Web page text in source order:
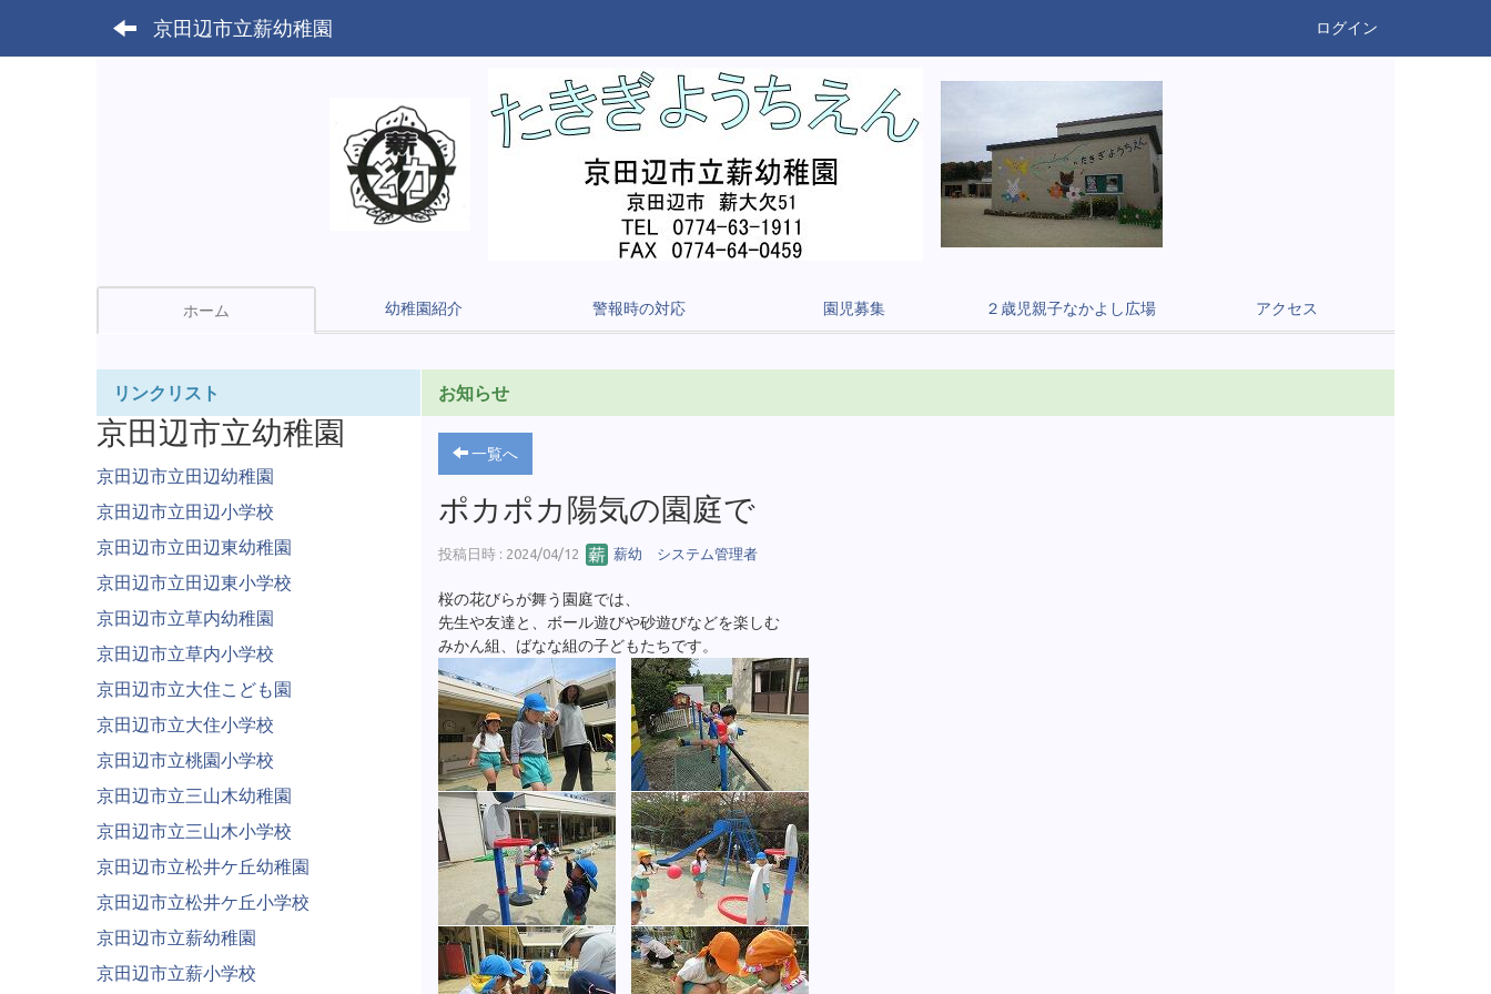
京田辺市立薪幼稚園 ログイン
ホーム 幼稚園紹介 警報時の対応 園児募集 ２歳児親子なかよし広場 アクセス
お知らせ
一覧へ
ポカポカ陽気の園庭で
投稿日時 : 2024/04/12 薪幼 システム管理者
桜の花びらが舞う園庭では、
先生や友達と、ボール遊びや砂遊びなどを楽しむ
みかん組、ばなな組の子どもたちです。
リンクリスト
京田辺市立幼稚園
京田辺市立田辺幼稚園
京田辺市立田辺小学校
京田辺市立田辺東幼稚園
京田辺市立田辺東小学校
京田辺市立草内幼稚園
京田辺市立草内小学校
京田辺市立大住こども園
京田辺市立大住小学校
京田辺市立桃園小学校
京田辺市立三山木幼稚園
京田辺市立三山木小学校
京田辺市立松井ケ丘幼稚園
京田辺市立松井ケ丘小学校
京田辺市立薪幼稚園
京田辺市立薪小学校